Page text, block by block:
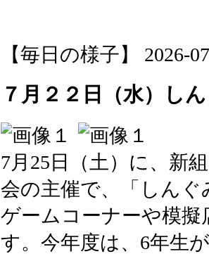
【毎日の様子】 2026-
７月２２日（水）し
7月25日（土）に、新
会の主催で、「しん
ゲームコーナーや模
す。今年度は、6年生